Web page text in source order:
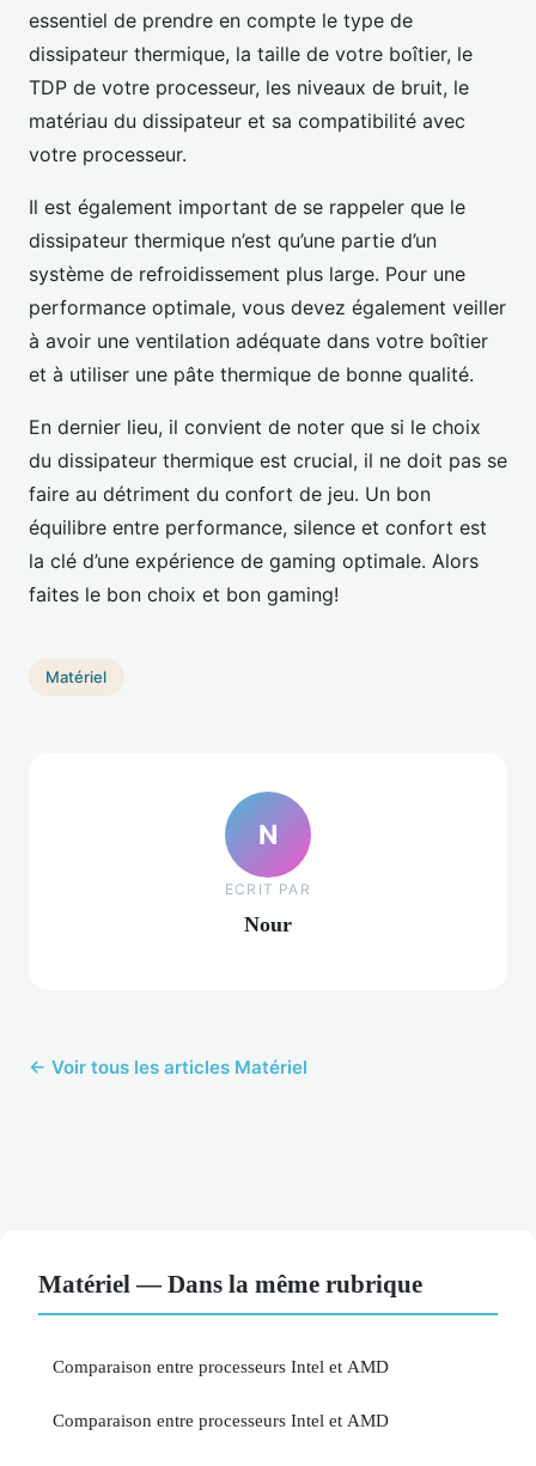
essentiel de prendre en compte le type de
dissipateur thermique, la taille de votre boîtier, le
TDP de votre processeur, les niveaux de bruit, le
matériau du dissipateur et sa compatibilité avec
votre processeur.
Il est également important de se rappeler que le
dissipateur thermique n’est qu’une partie d’un
système de refroidissement plus large. Pour une
performance optimale, vous devez également veiller
à avoir une ventilation adéquate dans votre boîtier
et à utiliser une pâte thermique de bonne qualité.
En dernier lieu, il convient de noter que si le choix
du dissipateur thermique est crucial, il ne doit pas se
faire au détriment du confort de jeu. Un bon
équilibre entre performance, silence et confort est
la clé d’une expérience de gaming optimale. Alors
faites le bon choix et bon gaming!
Matériel
N
ECRIT PAR
Nour
← Voir tous les articles Matériel
Matériel — Dans la même rubrique
Comparaison entre processeurs Intel et AMD
Comparaison entre processeurs Intel et AMD